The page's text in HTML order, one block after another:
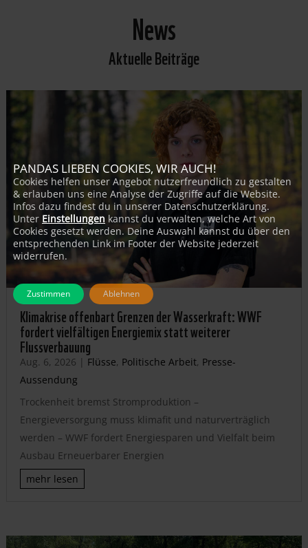
News
Aktuelle Beiträge
Klimakrise offenbart Grenzen der Wasserkraft: WWF
fordert vielfältigen Energiemix statt weiterer
Flussverbauung
Aug. 6, 2026 | Flüsse, Politische Arbeit, Presse-
Aussendung
Trockenheit bremst Stromproduktion –
Energieversorgung muss klimafit und naturverträglich
werden – WWF fordert Energiesparen und Vielfalt beim
Ausbau Erneuerbarer Energien
mehr lesen
PANDAS LIEBEN COOKIES, WIR AUCH!
Cookies helfen unser Angebot nutzerfreundlich zu gestalten
& erlauben uns eine Analyse der Zugriffe auf die Website.
Infos dazu findest du in unserer Datenschutzerklärung.
Unter Einstellungen kannst du verwalten, welche Art von
Cookies gesetzt werden. Deine Auswahl kannst du über den
entsprechenden Link im Footer der Website jederzeit
widerrufen.
Zustimmen Ablehnen